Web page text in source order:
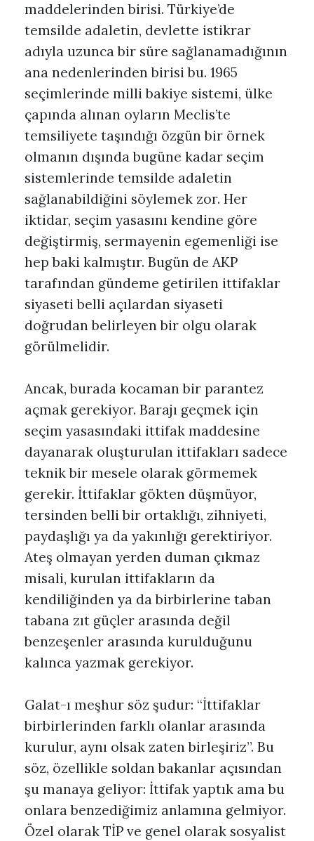
maddelerinden birisi. Türkiye’de
temsilde adaletin, devlette istikrar
adıyla uzunca bir süre sağlanamadığının
ana nedenlerinden birisi bu. 1965
seçimlerinde milli bakiye sistemi, ülke
çapında alınan oyların Meclis’te
temsiliyete taşındığı özgün bir örnek
olmanın dışında bugüne kadar seçim
sistemlerinde temsilde adaletin
sağlanabildiğini söylemek zor. Her
iktidar, seçim yasasını kendine göre
değiştirmiş, sermayenin egemenliği ise
hep baki kalmıştır. Bugün de AKP
tarafından gündeme getirilen ittifaklar
siyaseti belli açılardan siyaseti
doğrudan belirleyen bir olgu olarak
görülmelidir.
Ancak, burada kocaman bir parantez
açmak gerekiyor. Barajı geçmek için
seçim yasasındaki ittifak maddesine
dayanarak oluşturulan ittifakları sadece
teknik bir mesele olarak görmemek
gerekir. İttifaklar gökten düşmüyor,
tersinden belli bir ortaklığı, zihniyeti,
paydaşlığı ya da yakınlığı gerektiriyor.
Ateş olmayan yerden duman çıkmaz
misali, kurulan ittifakların da
kendiliğinden ya da birbirlerine taban
tabana zıt güçler arasında değil
benzeşenler arasında kurulduğunu
kalınca yazmak gerekiyor.
Galat-ı meşhur söz şudur: “İttifaklar
birbirlerinden farklı olanlar arasında
kurulur, aynı olsak zaten birleşiriz”. Bu
söz, özellikle soldan bakanlar açısından
şu manaya geliyor: İttifak yaptık ama bu
onlara benzediğimiz anlamına gelmiyor.
Özel olarak TİP ve genel olarak sosyalist